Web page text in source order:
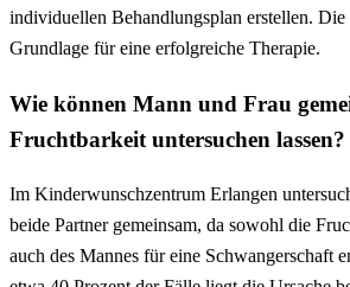
individuellen Behandlungsplan erstellen.
Grundlage für eine erfolgreiche Therapie.
Wie können Mann und Frau
Fruchtbarkeit untersuchen lassen?
Im Kinderwunschzentrum Erlangen
beide Partner gemeinsam, da sowohl die
auch des Mannes für eine Schwangerschaft